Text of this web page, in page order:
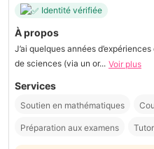
Identité vérifiée
À propos
J’ai quelques années
de sciences (via un or... Voir plus
Services
Soutien en mathématiques
Préparation aux examens